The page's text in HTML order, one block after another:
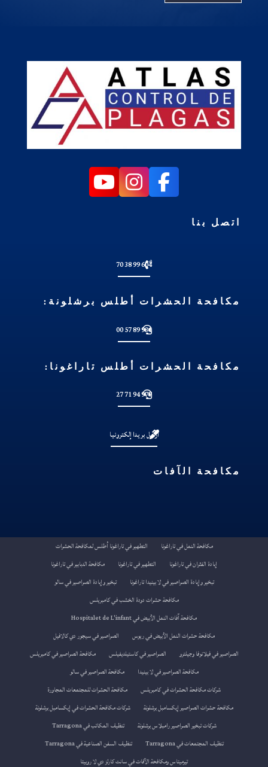
اتصل بنا
604 99 38 70
مكافحة الحشرات أطلس برشلونة:
931 89 57 00
مكافحة الحشرات أطلس تاراغونا:
977 94 71 27
أرسل بريدا إلكترونيا
مكافحة الآفات
مكافحة النمل في تاراغونا
التطهير في تاراغونا أطلس لمكافحة الحشرات
إبادة الفئران في تاراغونا
التطهير في تاراغونا
مكافحة الدبابير في تاراغونا
تبخير وإبادة الصراصير في لا بينيدا تاراغونا
تبخير وإبادة الصراصير في سالو
مكافحة حشرات دودة الخشب في كامبريلس
مكافحة آفات النمل الأبيض في Hospitalet de L'infant
مكافحة حشرات النمل الأبيض في ريوس
الصراصير في سيجور دي كالافيل
الصراصير في فيلانوفا وجيلترو
الصراصير في كاستيلديفيلس
مكافحة الصراصير في كامبريلس
مكافحة الصراصير في لا بينيدا
مكافحة الصراصير في سالو
شركات مكافحة الحشرات في كامبريلس
مكافحة الحشرات للمجتمعات المجاورة
مكافحة حشرات الصراصير إيكسامبل برشلونة
شركات مكافحة الحشرات في إيكسامبل برشلونة
شركات تبخير الصراصير رامبلاس برشلونة
تنظيف المكاتب في Tarragona
تنظيف المجتمعات في Tarragona
تنظيف السفن الصناعية في Tarragona
تيرميتاس ومكافحة الآفات في سانت كارلز دي لا روبيتا